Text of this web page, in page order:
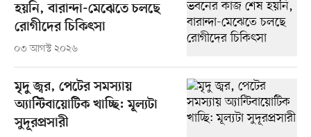
হয়নি, বারান্দা-মেঝেতে চলছে
রোগীদের চিকিৎসা
০৩ আগস্ট ২০২৬
মৃদু জ্বর, পেটের সমস্যায়
অ্যান্টিবায়োটিক খাচ্ছি: মূল্যটা
সুদূরপ্রসারী